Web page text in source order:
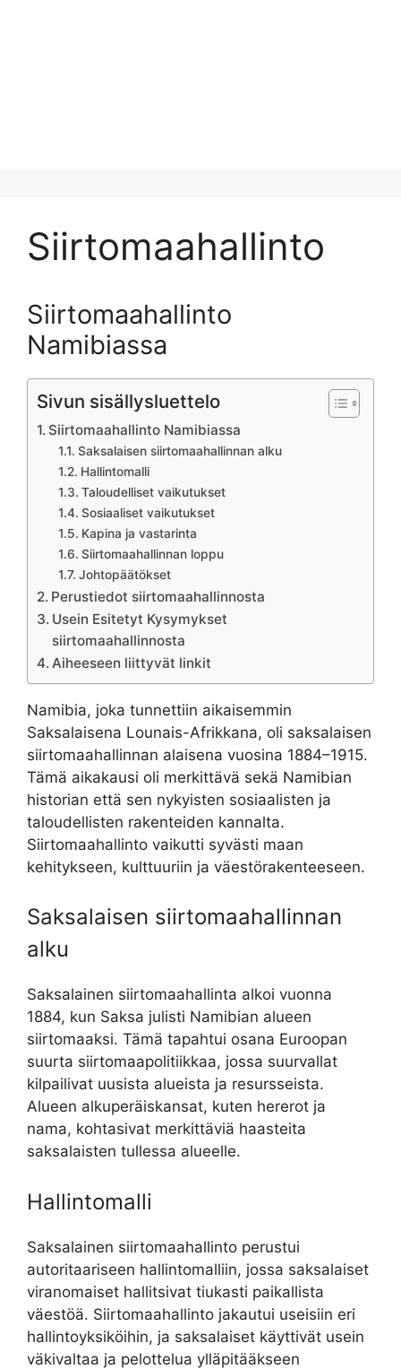
Siirtomaahallinto
Siirtomaahallinto
Namibiassa
Sivun sisällysluettelo
Siirtomaahallinto Namibiassa
Saksalaisen siirtomaahallinnan alku
Hallintomalli
Taloudelliset vaikutukset
Sosiaaliset vaikutukset
Kapina ja vastarinta
Siirtomaahallinnan loppu
Johtopäätökset
Perustiedot siirtomaahallinnosta
Usein Esitetyt Kysymykset
siirtomaahallinnosta
Aiheeseen liittyvät linkit
Namibia, joka tunnettiin aikaisemmin
Saksalaisena Lounais-Afrikkana, oli saksalaisen
siirtomaahallinnan alaisena vuosina 1884–1915.
Tämä aikakausi oli merkittävä sekä Namibian
historian että sen nykyisten sosiaalisten ja
taloudellisten rakenteiden kannalta.
Siirtomaahallinto vaikutti syvästi maan
kehitykseen, kulttuuriin ja väestörakenteeseen.
Saksalaisen siirtomaahallinnan
alku
Saksalainen siirtomaahallinta alkoi vuonna
1884, kun Saksa julisti Namibian alueen
siirtomaaksi. Tämä tapahtui osana Euroopan
suurta siirtomaapolitiikkaa, jossa suurvallat
kilpailivat uusista alueista ja resursseista.
Alueen alkuperäiskansat, kuten hererot ja
nama, kohtasivat merkittäviä haasteita
saksalaisten tullessa alueelle.
Hallintomalli
Saksalainen siirtomaahallinto perustui
autoritaariseen hallintomalliin, jossa saksalaiset
viranomaiset hallitsivat tiukasti paikallista
väestöä. Siirtomaahallinto jakautui useisiin eri
hallintoyksiköihin, ja saksalaiset käyttivät usein
väkivaltaa ja pelottelua ylläpitääkseen